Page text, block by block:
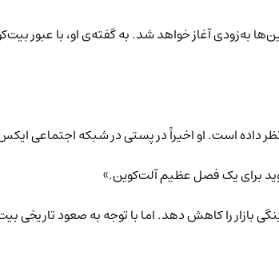
برای یک فصل عظیم آلت‌کوین.»
برای پر کردن مجدد حساب عمومی تا ۸۵۰ میلیارد دلار می‌تواند نقدینگی بازار را کاهش دهد. اما